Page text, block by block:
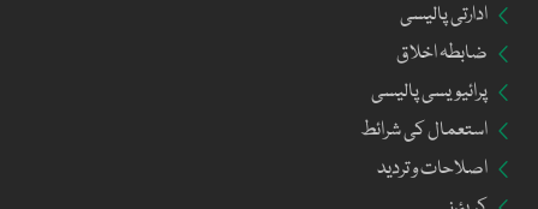
ادارتی پالیسی
ضابطہ اخلاق
پرائیویسی پالیسی
استعمال کی شرائط
اصلاحات و تردید